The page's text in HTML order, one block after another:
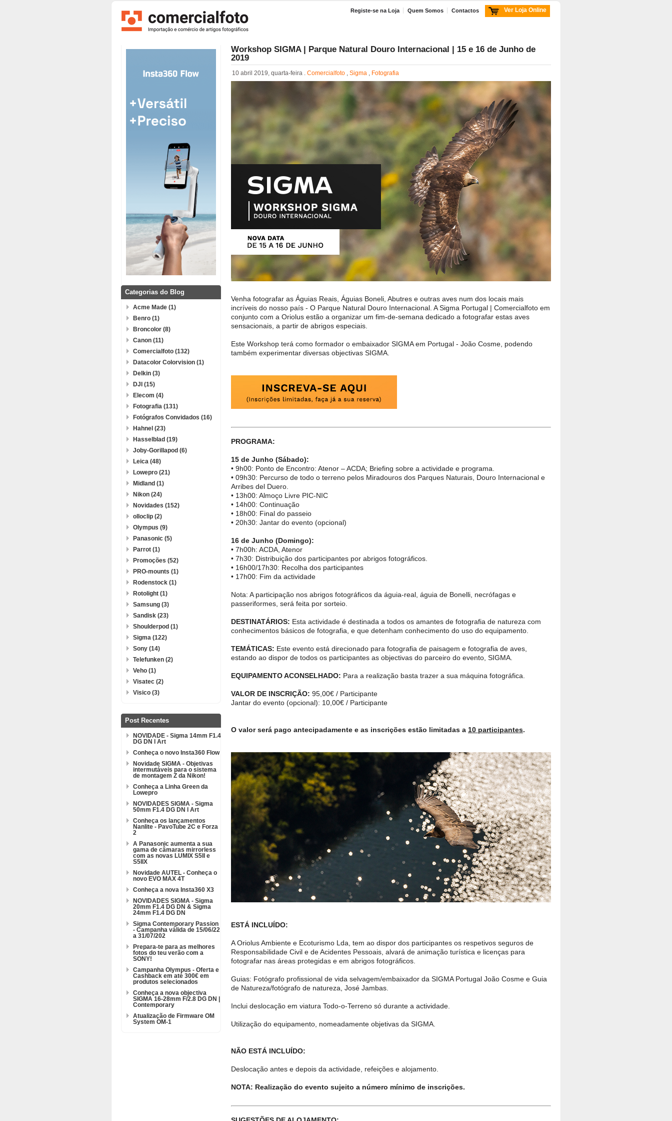
Registe-se na Loja Quem Somos Contactos Ver Loja Online
Categorias do Blog
Acme Made (1)
Benro (1)
Broncolor (8)
Canon (11)
Comercialfoto (132)
Datacolor Colorvision (1)
Delkin (3)
DJI (15)
Elecom (4)
Fotografia (131)
Fotógrafos Convidados (16)
Hahnel (23)
Hasselblad (19)
Joby-Gorillapod (6)
Leica (48)
Lowepro (21)
Midland (1)
Nikon (24)
Novidades (152)
olloclip (2)
Olympus (9)
Panasonic (5)
Parrot (1)
Promoções (52)
PRO-mounts (1)
Rodenstock (1)
Rotolight (1)
Samsung (3)
Sandisk (23)
Shoulderpod (1)
Sigma (122)
Sony (14)
Telefunken (2)
Veho (1)
Visatec (2)
Visico (3)
Post Recentes
NOVIDADE - Sigma 14mm F1.4
DG DN l Art
Conheça o novo Insta360 Flow
Novidade SIGMA - Objetivas
intermutáveis para o sistema
de montagem Z da Nikon!
Conheça a Linha Green da
Lowepro
NOVIDADES SIGMA - Sigma
50mm F1.4 DG DN l Art
Conheça os lançamentos
Nanlite - PavoTube 2C e Forza
2
A Panasonic aumenta a sua
gama de câmaras mirrorless
com as novas LUMIX S5II e
S5IIX
Novidade AUTEL - Conheça o
novo EVO MAX 4T
Conheça a nova Insta360 X3
NOVIDADES SIGMA - Sigma
20mm F1.4 DG DN & Sigma
24mm F1.4 DG DN
Sigma Contemporary Passion
- Campanha válida de 15/06/22
a 31/07/202
Prepara-te para as melhores
fotos do teu verão com a
SONY!
Campanha Olympus - Oferta e
Cashback em até 300€ em
produtos selecionados
Conheça a nova objectiva
SIGMA 16-28mm F/2.8 DG DN |
Contemporary
Atualização de Firmware OM
System OM-1
Workshop SIGMA | Parque Natural Douro Internacional | 15 e 16 de Junho de
2019
10 abril 2019, quarta-feira . Comercialfoto , Sigma , Fotografia
Venha fotografar as Águias Reais, Águias Boneli, Abutres e outras aves num dos locais mais
incríveis do nosso país - O Parque Natural Douro Internacional. A Sigma Portugal | Comercialfoto em
conjunto com a Oriolus estão a organizar um fim-de-semana dedicado a fotografar estas aves
sensacionais, a partir de abrigos especiais.
Este Workshop terá como formador o embaixador SIGMA em Portugal - João Cosme, podendo
também experimentar diversas objectivas SIGMA.
PROGRAMA:
15 de Junho (Sábado):
• 9h00: Ponto de Encontro: Atenor – ACDA; Briefing sobre a actividade e programa.
• 09h30: Percurso de todo o terreno pelos Miradouros dos Parques Naturais, Douro Internacional e
Arribes del Duero.
• 13h00: Almoço Livre PIC-NIC
• 14h00: Continuação
• 18h00: Final do passeio
• 20h30: Jantar do evento (opcional)
16 de Junho (Domingo):
• 7h00h: ACDA, Atenor
• 7h30: Distribuição dos participantes por abrigos fotográficos.
• 16h00/17h30: Recolha dos participantes
• 17h00: Fim da actividade
Nota: A participação nos abrigos fotográficos da águia-real, águia de Bonelli, necrófagas e
passeriformes, será feita por sorteio.
DESTINATÁRIOS: Esta actividade é destinada a todos os amantes de fotografia de natureza com
conhecimentos básicos de fotografia, e que detenham conhecimento do uso do equipamento.
TEMÁTICAS: Este evento está direcionado para fotografia de paisagem e fotografia de aves,
estando ao dispor de todos os participantes as objectivas do parceiro do evento, SIGMA.
EQUIPAMENTO ACONSELHADO: Para a realização basta trazer a sua máquina fotográfica.
VALOR DE INSCRIÇÃO: 95,00€ / Participante
Jantar do evento (opcional): 10,00€ / Participante
O valor será pago antecipadamente e as inscrições estão limitadas a 10 participantes.
ESTÁ INCLUÍDO:
A Oriolus Ambiente e Ecoturismo Lda, tem ao dispor dos participantes os respetivos seguros de
Responsabilidade Civil e de Acidentes Pessoais, alvará de animação turística e licenças para
fotografar nas áreas protegidas e em abrigos fotográficos.
Guias: Fotógrafo profissional de vida selvagem/embaixador da SIGMA Portugal João Cosme e Guia
de Natureza/fotógrafo de natureza, José Jambas.
Inclui deslocação em viatura Todo-o-Terreno só durante a actividade.
Utilização do equipamento, nomeadamente objetivas da SIGMA.
NÃO ESTÁ INCLUÍDO:
Deslocação antes e depois da actividade, refeições e alojamento.
NOTA: Realização do evento sujeito a número mínimo de inscrições.